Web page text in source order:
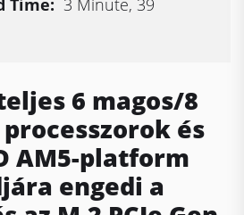
Time: 3 Minute, 39
6 magos/8
és
AM5-platform
engedi a